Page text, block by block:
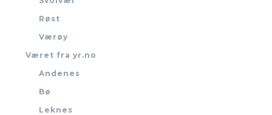
Røst
Værøy
Været fra yr.no
Andenes
Bø
Leknes